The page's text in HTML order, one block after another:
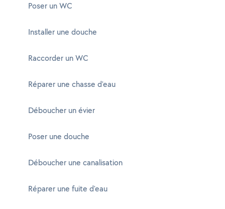
Poser un WC
Installer une douche
Raccorder un WC
Réparer une chasse d'eau
Déboucher un évier
Poser une douche
Déboucher une canalisation
Réparer une fuite d'eau